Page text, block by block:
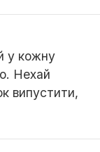
у кожну
Нехай
випустити,